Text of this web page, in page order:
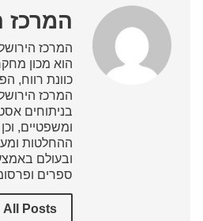
המרכז
המרכז
הוא מכון
המרכז
בניתוחים
ומשפטיים,
ההחלטות
ובעולם
ספרים
All Posts